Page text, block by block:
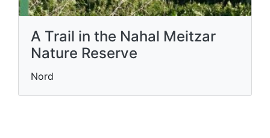
A Trail in the Nahal Meitzar
Nature Reserve
Nord